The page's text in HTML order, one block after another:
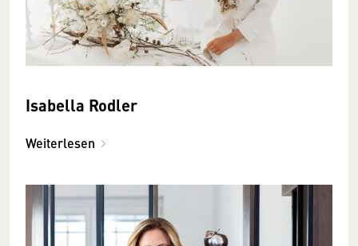
Isabella Rodler
Weiterlesen